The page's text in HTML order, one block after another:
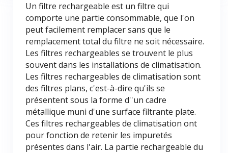
Un filtre rechargeable est un filtre qui
comporte une partie consommable, que l'on
peut facilement remplacer sans que le
remplacement total du filtre ne soit nécessaire.
Les filtres rechargeables se trouvent le plus
souvent dans les installations de climatisation.
Les filtres rechargeables de climatisation sont
des filtres plans, c'est-à-dire qu'ils se
présentent sous la forme d''un cadre
métallique muni d'une surface filtrante plate.
Ces filtres rechargeables de climatisation ont
pour fonction de retenir les impuretés
présentes dans l'air. La partie rechargeable du